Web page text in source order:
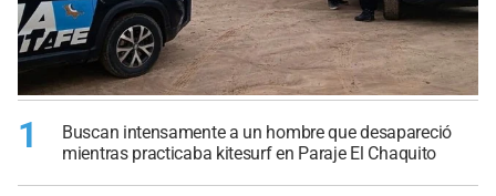
1
Buscan intensamente a un hombre que desapareció
mientras practicaba kitesurf en Paraje El Chaquito